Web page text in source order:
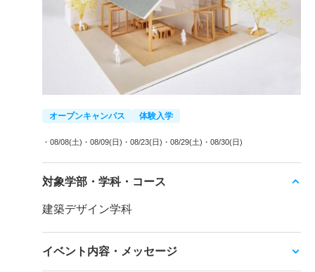
オープンキャンパス 体験入学
・08/08(土) ・08/09(日) ・08/23(日) ・08/29(土) ・08/30(日)
対象学部・学科・コース
建築デザイン学科
イベント内容・メッセージ